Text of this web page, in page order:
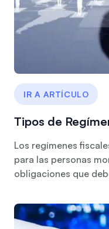
IR A ARTÍCULO
Tipos de
Los regímenes
para las personas
obligaciones que